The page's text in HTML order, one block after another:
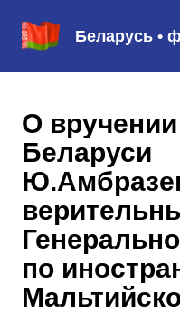
Беларусь •
О
Беларуси
по